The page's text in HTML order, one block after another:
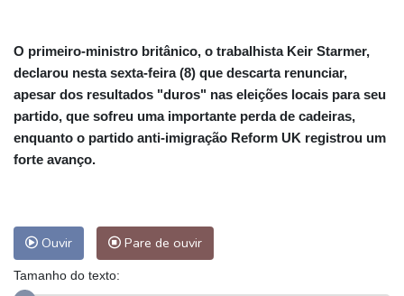
O primeiro-ministro britânico, o trabalhista Keir Starmer,
declarou nesta sexta-feira (8) que descarta renunciar,
apesar dos resultados "duros" nas eleições locais para seu
partido, que sofreu uma importante perda de cadeiras,
enquanto o partido anti-imigração Reform UK registrou um
forte avanço.
Ouvir Pare de ouvir
Tamanho do texto: